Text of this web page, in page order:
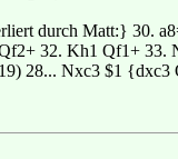
durch Matt:} 30.
32. Kh1 Qf1+ 33.
28... Nxc3 $1